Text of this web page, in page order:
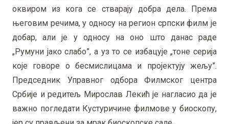
оквиром из кога се стварају добра дела. Према
његовим речима, у односу на регион српски филм је
добар, али је у односу на оно што данас раде
„Румуни јако слабо”, а уз то се избацује „тоне серија
које говоре о бесмислицама и пројектују жељу”.
Председник Управног одбора Филмског центра
Србије и редитељ Мирослав Лекић је нагласио да је
важно погледати Кустуричине филмове у биоскопу,